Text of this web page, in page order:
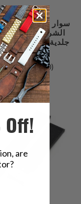
الشراع الأسود مع
مم
(0)
$29.99
Off!
are